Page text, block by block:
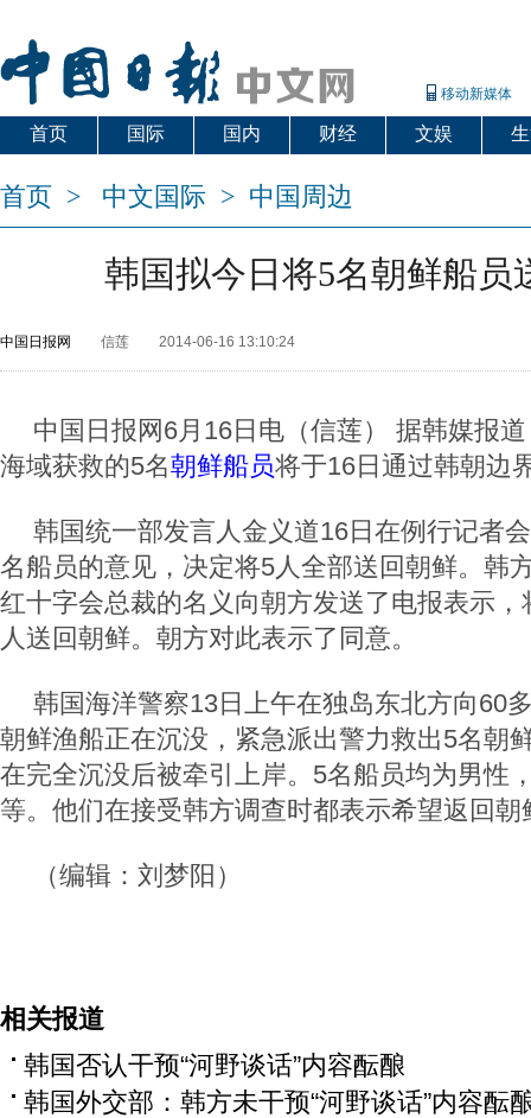
移动新媒体
首页 国际 国内 财经 文娱
首页 > 中文国际 > 中国周边
韩国拟今日将5名朝鲜船员
中国日报网 信莲 2014-06-16 13:10:24
中国日报网6月16日电（信莲） 据韩媒报
海域获救的5名朝鲜船员将于16日通过韩朝边
韩国统一部发言人金义道16日在例行记者
名船员的意见，决定将5人全部送回朝鲜。韩
红十字会总裁的名义向朝方发送了电报表示
人送回朝鲜。朝方对此表示了同意。
韩国海洋警察13日上午在独岛东北方向60
朝鲜渔船正在沉没，紧急派出警力救出5名朝
在完全沉没后被牵引上岸。5名船员均为男性
等。他们在接受韩方调查时都表示希望返回朝
（编辑：刘梦阳）
相关报道
韩国否认干预“河野谈话”内容酝酿
韩国外交部：韩方未干预“河野谈话”内容酝